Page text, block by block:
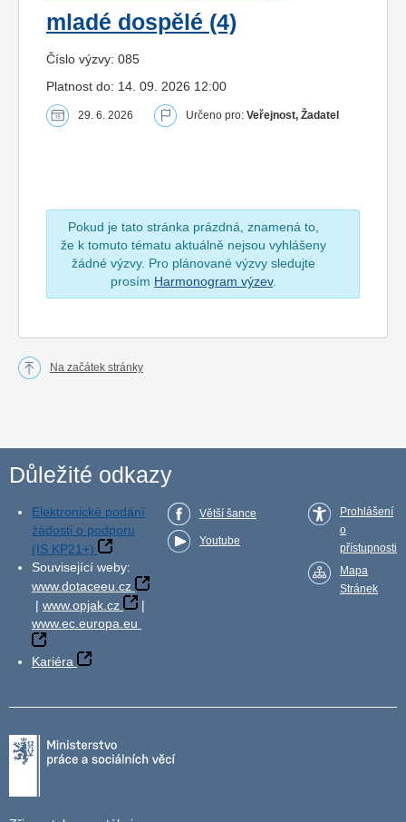
mladé dospělé (4)
Číslo výzvy: 085
Platnost do: 14. 09. 2026 12:00
29. 6. 2026 Určeno pro: Veřejnost, Žadatel
Pokud je tato stránka prázdná, znamená to,
že k tomuto tématu aktuálně nejsou vyhlášeny
žádné výzvy. Pro plánované výzvy sledujte
prosím Harmonogram výzev.
Na začátek stránky
Důležité odkazy
Elektronické podání
žádosti o podporu
(IS KP21+)
Související weby:
www.dotaceeu.cz
| www.opjak.cz
|
www.ec.europa.eu
Kariéra
Větší šance
Youtube
Prohlášení
o
přístupnosti
Mapa
Stránek